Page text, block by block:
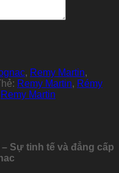
, Remy Martin,
Thẻ: Remy Martin, Rémy
Remy Martin
Sự tinh tế và đẳng cấp